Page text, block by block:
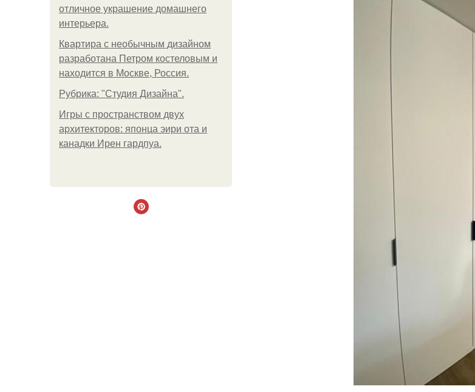
отличное украшение домашнего
интерьера.
Квартира с необычным дизайном
разработана Петром костеловым и
находится в Москве, Россия.
Рубрика: "Студия Дизайна".
Игры с пространством двух
архитекторов: японца эири ота и
канадки Ирен гардпуа.